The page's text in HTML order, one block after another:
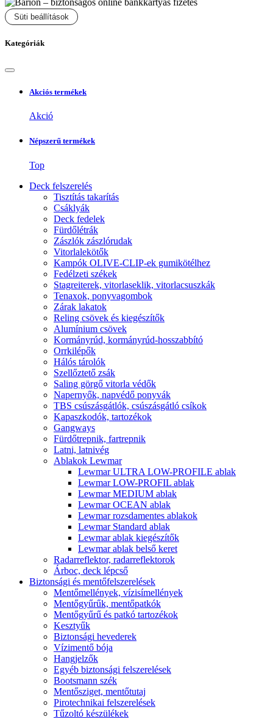
Süti beállítások
Kategóriák
Akciós termékek
Akció
Népszerű termékek
Top
Deck felszerelés
Tisztítás takarítás
Csáklyák
Deck fedelek
Fürdőlétrák
Zászlók zászlórudak
Vitorlalekötők
Kampók OLIVE-CLIP-ek gumikötélhez
Fedélzeti székek
Stagreiterek, vitorlaseklik, vitorlacsuszkák
Tenaxok, ponyvagombok
Zárak lakatok
Reling csövek és kiegészítők
Alumínium csövek
Kormányrúd, kormányrúd-hosszabbító
Orrkilépők
Hálós tárolók
Szellőztető zsák
Saling görgő vitorla védők
Napernyők, napvédő ponyvák
TBS csúszásgátlók, csúszásgátló csíkok
Kapaszkodók, tartozékok
Gangways
Fürdőtrepnik, fartrepnik
Latni, latnivég
Ablakok Lewmar
Lewmar ULTRA LOW-PROFILE ablak
Lewmar LOW-PROFIL ablak
Lewmar MEDIUM ablak
Lewmar OCEAN ablak
Lewmar rozsdamentes ablakok
Lewmar Standard ablak
Lewmar ablak kiegészítők
Lewmar ablak belső keret
Radarreflektor, radarreflektorok
Árboc, deck lépcső
Biztonsági és mentőfelszerelések
Mentőmellények, vízisímellények
Mentőgyűrűk, mentőpatkók
Mentőgyűrű és patkó tartozékok
Kesztyűk
Biztonsági hevederek
Vízimentő bója
Hangjelzők
Egyéb biztonsági felszerelések
Bootsmann szék
Mentősziget, mentőtutaj
Pirotechnikai felszerelések
Tűzoltó készülékek